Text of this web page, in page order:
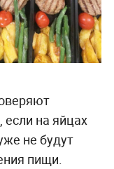
на яйцах
не будут
пищи.